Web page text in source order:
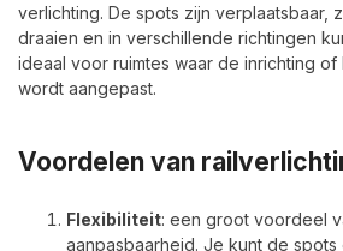
verlichting. De spots zijn verplaatsbaar,
draaien en in verschillende richtingen
ideaal voor ruimtes waar de inrichting
wordt aangepast.
Voordelen van
Flexibiliteit: een groot voordeel
aanpasbaarheid. Je kunt de